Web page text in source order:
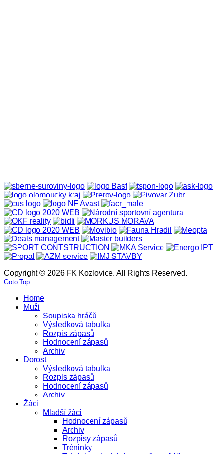
Copyright © 2026 FK Kozlovice. All Rights Reserved.
Goto Top
Home
Muži
Soupiska hráčů
Výsledková tabulka
Rozpis zápasů
Hodnocení zápasů
Archiv
Dorost
Výsledková tabulka
Rozpis zápasů
Hodnocení zápasů
Archiv
Žáci
Mladší žáci
Hodnocení zápasů
Archiv
Rozpisy zápasů
Tréninky